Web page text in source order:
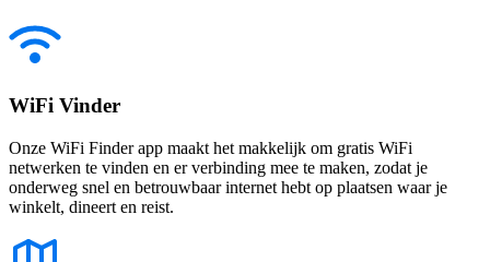
WiFi Vinder
Onze WiFi Finder app maakt het makkelijk om gratis WiFi
netwerken te vinden en er verbinding mee te maken, zodat je
onderweg snel en betrouwbaar internet hebt op plaatsen waar je
winkelt, dineert en reist.